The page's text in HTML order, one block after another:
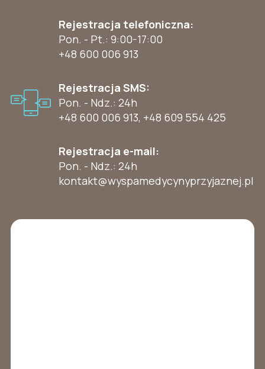
Rejestracja telefoniczna:
Pon. - Pt.: 9:00-17:00
+48 600 006 913
Rejestracja SMS:
Pon. - Ndz.: 24h
+48 600 006 913, +48 609 554 425
Rejestracja e-mail:
Pon. - Ndz.: 24h
kontakt@wyspamedycynyprzyjaznej.pl